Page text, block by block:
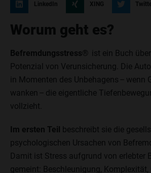
LinkedIn XING
Worum geht es?
Befremdungsstress® ist ein Buch
Potenzial von Verunsicherung. Die
in Momenten des Unbehagens – wenn
wanken – die eigentliche
vollzieht.
Im ersten Teil
beschreibt sie die
psychologischen Ursachen von
Damit ist Stress aufgrund von erlebter
gemeint: Beschleunigung, Komplexität,